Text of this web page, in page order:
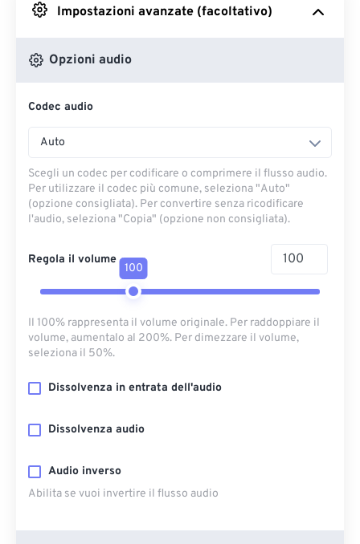
Da Google Drive
Impostazioni avanzate (facoltativo)
Opzioni audio
Codec audio
Auto
Scegli un codec per codificare o comprimere il flusso audio.
Per utilizzare il codec più comune, seleziona "Auto"
(opzione consigliata). Per convertire senza ricodificare
l'audio, seleziona "Copia" (opzione non consigliata).
Regola il volume
100
Il 100% rappresenta il volume originale. Per raddoppiare il
volume, aumentalo al 200%. Per dimezzare il volume,
seleziona il 50%.
Dissolvenza in entrata dell'audio
Dissolvenza audio
Audio inverso
Abilita se vuoi invertire il flusso audio